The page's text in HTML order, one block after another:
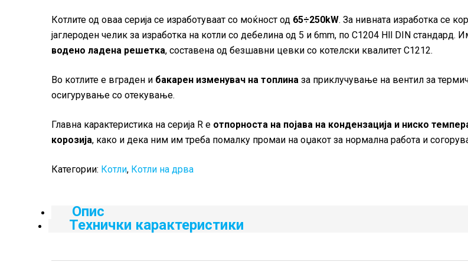
Котлите од оваа серија се изработуваат со моќност од 65÷250kW. За нивната изработка се
јаглероден челик за изработка на котли со дебелина од 5 и 6mm, по С1204 Hll DIN стандард.
водено ладена решетка, составена од безшавни цевки со котелски квалитет С1212.
Во котлите е вграден и бакарен изменувач на топлина за приклучување на вентил за
осигурување со отекување.
Главна карактеристика на серија R е отпорноста на појава на кондензација и ниско
корозија, како и дека ним им треба помалку промаи на оџакот за нормална работа и
Категории: Котли, Котли на дрва
Опис
Технички карактеристики